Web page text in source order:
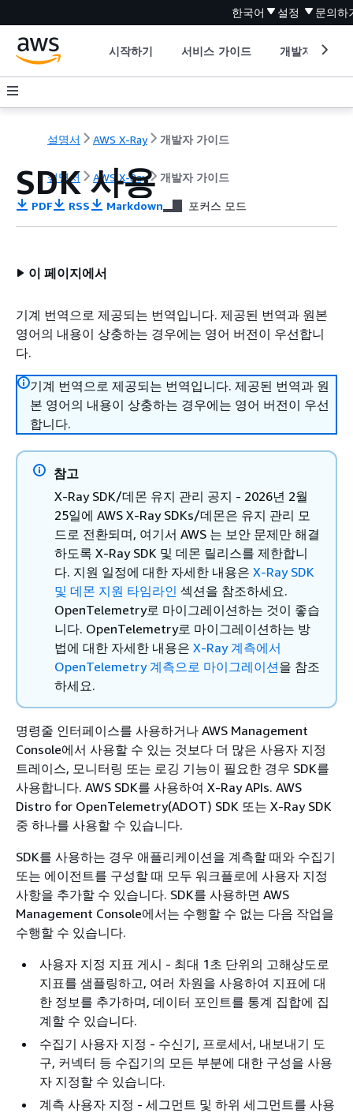
한국어 설정 문의하
시작하기 서비스 가이드 개발자 도구
설명서 AWS X-Ray 개발자 가이드
설명서 AWS X-Ray 개발자 가이드
SDK 사용
PDF RSS Markdown 포커스 모드
이 페이지에서
기계 번역으로 제공되는 번역입니다. 제공된 번역과 원본
영어의 내용이 상충하는 경우에는 영어 버전이 우선합니
다.
기계 번역으로 제공되는 번역입니다. 제공된 번역과 원
본 영어의 내용이 상충하는 경우에는 영어 버전이 우선
합니다.
참고
X-Ray SDK/데몬 유지 관리 공지 - 2026년 2월
25일에 AWS X-Ray SDKs/데몬은 유지 관리 모
드로 전환되며, 여기서 AWS 는 보안 문제만 해결
하도록 X-Ray SDK 및 데몬 릴리스를 제한합니
다. 지원 일정에 대한 자세한 내용은 X-Ray SDK
및 데몬 지원 타임라인 섹션을 참조하세요.
OpenTelemetry로 마이그레이션하는 것이 좋습
니다. OpenTelemetry로 마이그레이션하는 방
법에 대한 자세한 내용은 X-Ray 계측에서
OpenTelemetry 계측으로 마이그레이션을 참조
하세요.
명령줄 인터페이스를 사용하거나 AWS Management
Console에서 사용할 수 있는 것보다 더 많은 사용자 지정
트레이스, 모니터링 또는 로깅 기능이 필요한 경우 SDK를
사용합니다. AWS SDK를 사용하여 X-Ray APIs. AWS
Distro for OpenTelemetry(ADOT) SDK 또는 X-Ray SDK
중 하나를 사용할 수 있습니다.
SDK를 사용하는 경우 애플리케이션을 계측할 때와 수집기
또는 에이전트를 구성할 때 모두 워크플로에 사용자 지정
사항을 추가할 수 있습니다. SDK를 사용하면 AWS
Management Console에서는 수행할 수 없는 다음 작업을
수행할 수 있습니다.
사용자 지정 지표 게시 - 최대 1초 단위의 고해상도로
지표를 샘플링하고, 여러 차원을 사용하여 지표에 대
한 정보를 추가하며, 데이터 포인트를 통계 집합에 집
계할 수 있습니다.
수집기 사용자 지정 - 수신기, 프로세서, 내보내기 도
구, 커넥터 등 수집기의 모든 부분에 대한 구성을 사용
자 지정할 수 있습니다.
계측 사용자 지정 - 세그먼트 및 하위 세그먼트를 사용